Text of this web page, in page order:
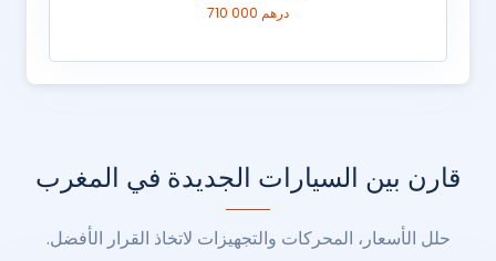
710 000 درهم
قارن بين السيارات الجديدة في المغرب
حلل الأسعار، المحركات والتجهيزات لاتخاذ القرار الأفضل.